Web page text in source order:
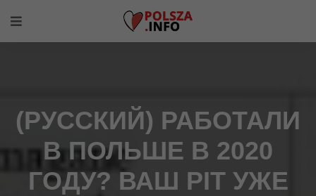
(РУССКИЙ) РАБОТАЛИ
В ПОЛЬШЕ В 2020
ГОДУ? ВАШ PIT УЖЕ